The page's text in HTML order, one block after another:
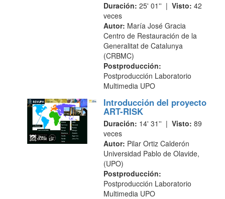
Duración: 25' 01'' | Visto: 42
veces
Autor: María José Gracia
Centro de Restauración de la
Generalitat de Catalunya
(CRBMC)
Postproducción:
Postproducción Laboratorio
Multimedia UPO
Introducción del proyecto
ART-RISK
Duración: 14' 31'' | Visto: 89
veces
Autor: Pilar Ortiz Calderón
Universidad Pablo de Olavide,
(UPO)
Postproducción:
Postproducción Laboratorio
Multimedia UPO